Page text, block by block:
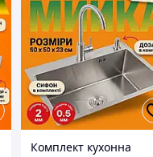
Комплект кухонна